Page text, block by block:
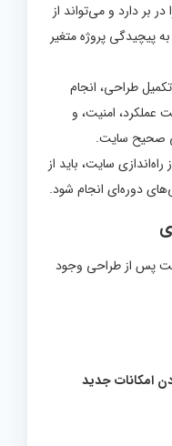
بر دارد و می‌تواند از
به پیچیدگی پروژه متغیر
طراحی، انجام
امنیت، و
صحیح سایت.
راه‌اندازی سایت، باید از
دوره‌ای انجام شود.
پس از طراحی وجود
امکانات جدید